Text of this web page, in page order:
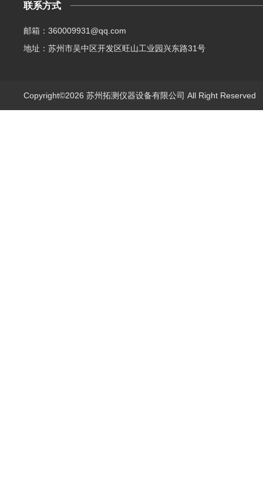
联系方式
邮箱：360009931@qq.com
地址：苏州市吴中区开发区旺山工业园兴东路31号
Copyright©2026 苏州拓测仪器设备有限公司 All Right